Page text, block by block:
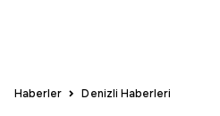
Haberler Denizli Haberleri